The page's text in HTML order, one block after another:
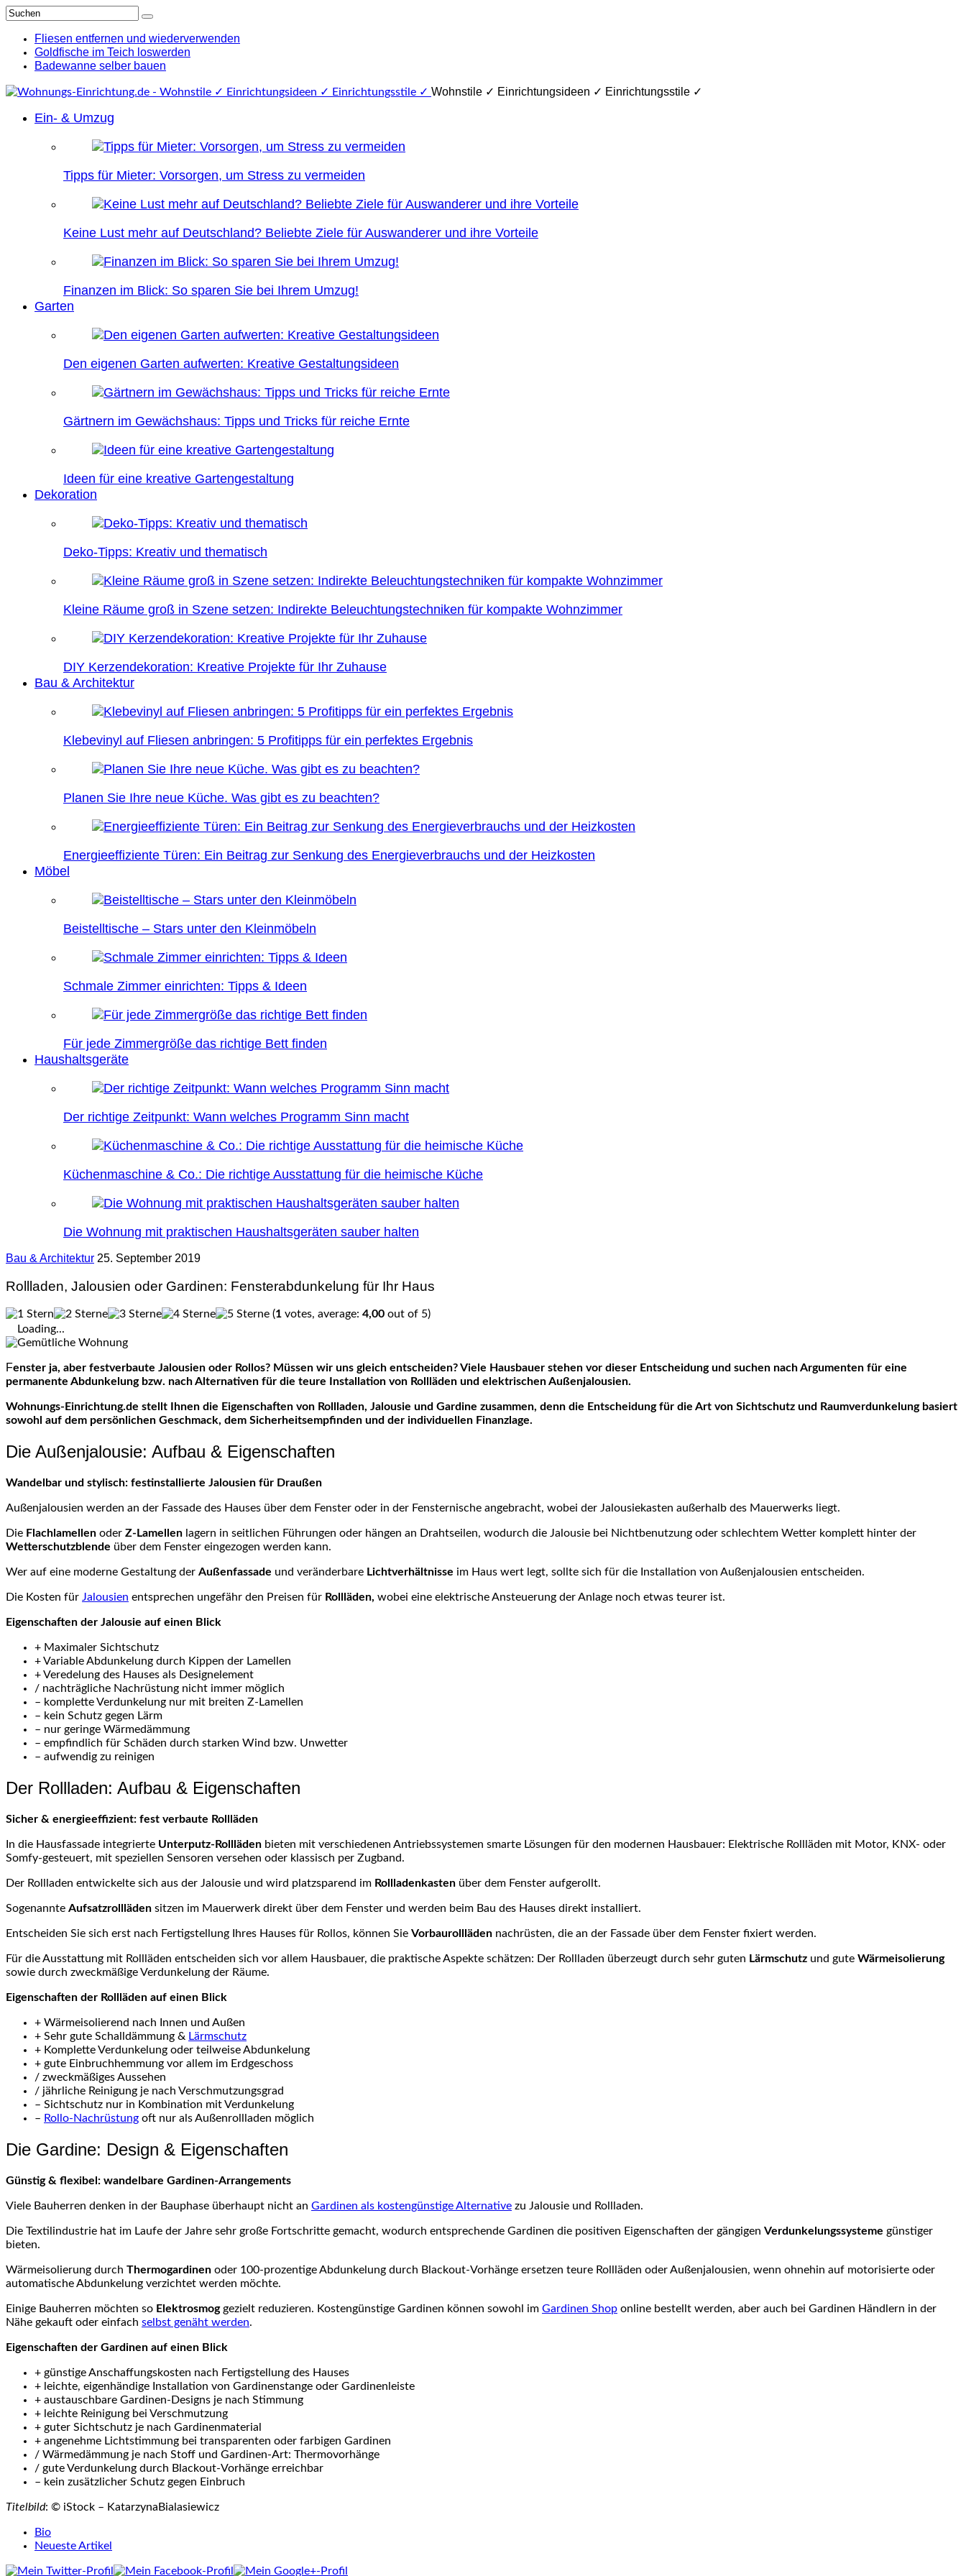
Fliesen entfernen und wiederverwenden
Goldfische im Teich loswerden
Badewanne selber bauen
Wohnstile ✓ Einrichtungsideen ✓ Einrichtungsstile ✓
Ein- & Umzug
Tipps für Mieter: Vorsorgen, um Stress zu vermeiden
Keine Lust mehr auf Deutschland? Beliebte Ziele für Auswanderer und ihre Vorteile
Finanzen im Blick: So sparen Sie bei Ihrem Umzug!
Garten
Den eigenen Garten aufwerten: Kreative Gestaltungsideen
Gärtnern im Gewächshaus: Tipps und Tricks für reiche Ernte
Ideen für eine kreative Gartengestaltung
Dekoration
Deko-Tipps: Kreativ und thematisch
Kleine Räume groß in Szene setzen: Indirekte Beleuchtungstechniken für kompakte Wohnzimmer
DIY Kerzendekoration: Kreative Projekte für Ihr Zuhause
Bau & Architektur
Klebevinyl auf Fliesen anbringen: 5 Profitipps für ein perfektes Ergebnis
Planen Sie Ihre neue Küche. Was gibt es zu beachten?
Energieeffiziente Türen: Ein Beitrag zur Senkung des Energieverbrauchs und der Heizkosten
Möbel
Beistelltische – Stars unter den Kleinmöbeln
Schmale Zimmer einrichten: Tipps & Ideen
Für jede Zimmergröße das richtige Bett finden
Haushaltsgeräte
Der richtige Zeitpunkt: Wann welches Programm Sinn macht
Küchenmaschine & Co.: Die richtige Ausstattung für die heimische Küche
Die Wohnung mit praktischen Haushaltsgeräten sauber halten
Bau & Architektur 25. September 2019
Rollladen, Jalousien oder Gardinen: Fensterabdunkelung für Ihr Haus
(1 votes, average: 4,00 out of 5)
Loading...
Fenster ja, aber festverbaute Jalousien oder Rollos? Müssen wir uns gleich entscheiden? Viele Hausbauer stehen vor dieser Entscheidung und suchen nach Argumenten für eine
permanente Abdunkelung bzw. nach Alternativen für die teure Installation von Rollläden und elektrischen Außenjalousien.
Wohnungs-Einrichtung.de stellt Ihnen die Eigenschaften von Rollladen, Jalousie und Gardine zusammen, denn die Entscheidung für die Art von Sichtschutz und Raumverdunkelung basiert
sowohl auf dem persönlichen Geschmack, dem Sicherheitsempfinden und der individuellen Finanzlage.
Die Außenjalousie: Aufbau & Eigenschaften
Wandelbar und stylisch: festinstallierte Jalousien für Draußen
Außenjalousien werden an der Fassade des Hauses über dem Fenster oder in der Fensternische angebracht, wobei der Jalousiekasten außerhalb des Mauerwerks liegt.
Die Flachlamellen oder Z-Lamellen lagern in seitlichen Führungen oder hängen an Drahtseilen, wodurch die Jalousie bei Nichtbenutzung oder schlechtem Wetter komplett hinter der
Wetterschutzblende über dem Fenster eingezogen werden kann.
Wer auf eine moderne Gestaltung der Außenfassade und veränderbare Lichtverhältnisse im Haus wert legt, sollte sich für die Installation von Außenjalousien entscheiden.
Die Kosten für Jalousien entsprechen ungefähr den Preisen für Rollläden, wobei eine elektrische Ansteuerung der Anlage noch etwas teurer ist.
Eigenschaften der Jalousie auf einen Blick
+ Maximaler Sichtschutz
+ Variable Abdunkelung durch Kippen der Lamellen
+ Veredelung des Hauses als Designelement
/ nachträgliche Nachrüstung nicht immer möglich
– komplette Verdunkelung nur mit breiten Z-Lamellen
– kein Schutz gegen Lärm
– nur geringe Wärmedämmung
– empfindlich für Schäden durch starken Wind bzw. Unwetter
– aufwendig zu reinigen
Der Rollladen: Aufbau & Eigenschaften
Sicher & energieeffizient: fest verbaute Rollläden
In die Hausfassade integrierte Unterputz-Rollläden bieten mit verschiedenen Antriebssystemen smarte Lösungen für den modernen Hausbauer: Elektrische Rollläden mit Motor, KNX- oder
Somfy-gesteuert, mit speziellen Sensoren versehen oder klassisch per Zugband.
Der Rollladen entwickelte sich aus der Jalousie und wird platzsparend im Rollladenkasten über dem Fenster aufgerollt.
Sogenannte Aufsatzrollläden sitzen im Mauerwerk direkt über dem Fenster und werden beim Bau des Hauses direkt installiert.
Entscheiden Sie sich erst nach Fertigstellung Ihres Hauses für Rollos, können Sie Vorbaurollläden nachrüsten, die an der Fassade über dem Fenster fixiert werden.
Für die Ausstattung mit Rollläden entscheiden sich vor allem Hausbauer, die praktische Aspekte schätzen: Der Rollladen überzeugt durch sehr guten Lärmschutz und gute Wärmeisolierung
sowie durch zweckmäßige Verdunkelung der Räume.
Eigenschaften der Rollläden auf einen Blick
+ Wärmeisolierend nach Innen und Außen
+ Sehr gute Schalldämmung & Lärmschutz
+ Komplette Verdunkelung oder teilweise Abdunkelung
+ gute Einbruchhemmung vor allem im Erdgeschoss
/ zweckmäßiges Aussehen
/ jährliche Reinigung je nach Verschmutzungsgrad
– Sichtschutz nur in Kombination mit Verdunkelung
– Rollo-Nachrüstung oft nur als Außenrollladen möglich
Die Gardine: Design & Eigenschaften
Günstig & flexibel: wandelbare Gardinen-Arrangements
Viele Bauherren denken in der Bauphase überhaupt nicht an Gardinen als kostengünstige Alternative zu Jalousie und Rollladen.
Die Textilindustrie hat im Laufe der Jahre sehr große Fortschritte gemacht, wodurch entsprechende Gardinen die positiven Eigenschaften der gängigen Verdunkelungssysteme günstiger
bieten.
Wärmeisolierung durch Thermogardinen oder 100-prozentige Abdunkelung durch Blackout-Vorhänge ersetzen teure Rollläden oder Außenjalousien, wenn ohnehin auf motorisierte oder
automatische Abdunkelung verzichtet werden möchte.
Einige Bauherren möchten so Elektrosmoggezielt reduzieren. Kostengünstige Gardinen können sowohl im Gardinen Shop online bestellt werden, aber auch bei Gardinen Händlern in der
Nähe gekauft oder einfach selbst genäht werden.
Eigenschaften der Gardinen auf einen Blick
+ günstige Anschaffungskosten nach Fertigstellung des Hauses
+ leichte, eigenhändige Installation von Gardinenstange oder Gardinenleiste
+ austauschbare Gardinen-Designs je nach Stimmung
+ leichte Reinigung bei Verschmutzung
+ guter Sichtschutz je nach Gardinenmaterial
+ angenehme Lichtstimmung bei transparenten oder farbigen Gardinen
/ Wärmedämmung je nach Stoff und Gardinen-Art: Thermovorhänge
/ gute Verdunkelung durch Blackout-Vorhänge erreichbar
– kein zusätzlicher Schutz gegen Einbruch
Titelbild: © iStock – KatarzynaBialasiewicz
following
tabs
Bio
Neueste Artikel